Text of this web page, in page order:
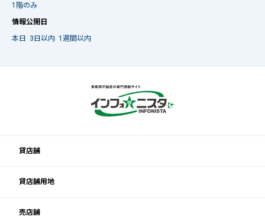
1階のみ
情報公開日
本日 3日以内 1週間以内
貸店舗
貸店舗用地
売店舗